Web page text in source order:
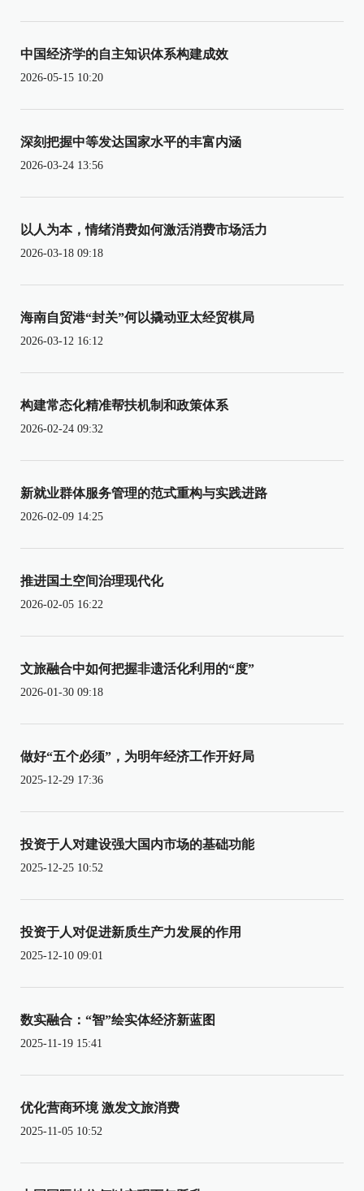
中国经济学的自主知识体系构建成效
2026-05-15 10:20
深刻把握中等发达国家水平的丰富内涵
2026-03-24 13:56
以人为本，情绪消费如何激活消费市场活力
2026-03-18 09:18
海南自贸港“封关”何以撬动亚太经贸棋局
2026-03-12 16:12
构建常态化精准帮扶机制和政策体系
2026-02-24 09:32
新就业群体服务管理的范式重构与实践进路
2026-02-09 14:25
推进国土空间治理现代化
2026-02-05 16:22
文旅融合中如何把握非遗活化利用的“度”
2026-01-30 09:18
做好“五个必须”，为明年经济工作开好局
2025-12-29 17:36
投资于人对建设强大国内市场的基础功能
2025-12-25 10:52
投资于人对促进新质生产力发展的作用
2025-12-10 09:01
数实融合：“智”绘实体经济新蓝图
2025-11-19 15:41
优化营商环境 激发文旅消费
2025-11-05 10:52